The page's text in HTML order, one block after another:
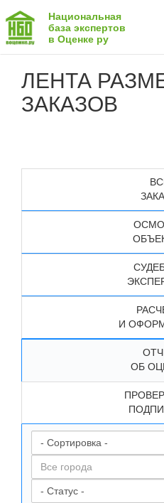
Национальная
база экспертов
в Оценке ру
ЛЕНТА
ЗАКАЗОВ
И
ОБ